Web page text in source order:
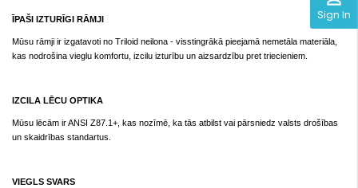
Sign In
ĪPAŠI IZTURĪGI RĀMJI
Mūsu rāmji ir izgatavoti no Triloid neilona - visstingrākā pieejamā nemetāla materiāla,
kas nodrošina vieglu komfortu, izcilu izturību un aizsardzību pret triecieniem.
IZCILA LĒCU OPTIKA
Mūsu lēcām ir ANSI Z87.1+, kas nozīmē, ka tās atbilst vai pārsniedz valsts drošības
un skaidrības standartus.
VIEGLS SVARS